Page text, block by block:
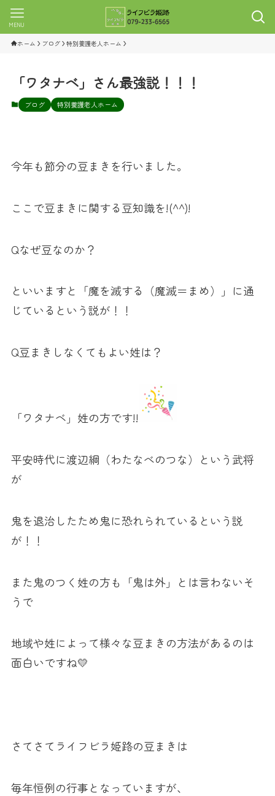
MENU
ホーム ブログ 特別養護老人ホーム
「ワタナベ」さん最強説！！！
ブログ 特別養護老人ホーム
今年も節分の豆まきを行いました。
ここで豆まきに関する豆知識を!(^^)!
Qなぜ豆なのか？
といいますと「魔を滅する（魔滅＝まめ）」に通
じているという説が！！
Q豆まきしなくてもよい姓は？
「ワタナベ」姓の方です!!
平安時代に渡辺綱（わたなべのつな）という武将
が
鬼を退治したため鬼に恐れられているという説
が！！
また鬼のつく姓の方も「鬼は外」とは言わないそ
うで
地域や姓によって様々な豆まきの方法があるのは
面白いですね💛
さてさてライフビラ姫路の豆まきは
毎年恒例の行事となっていますが、